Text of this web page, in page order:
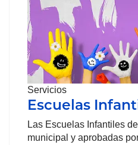
Servicios
Escuelas
Las Escuelas Infantiles de
municipal y aprobadas